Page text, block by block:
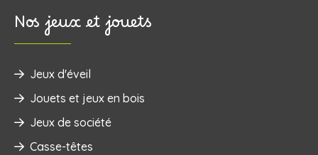
Nos jeux et jouets
Jeux d'éveil
‌Jouets et jeux en bois
Jeux de société
Casse-têtes